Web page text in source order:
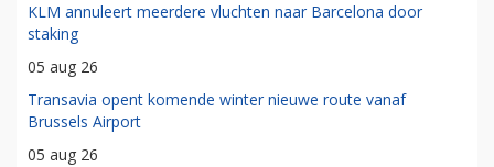
KLM annuleert meerdere vluchten naar Barcelona door
staking
05 aug 26
Transavia opent komende winter nieuwe route vanaf
Brussels Airport
05 aug 26